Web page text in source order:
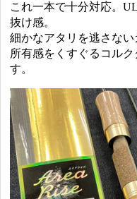
これ一本で十分対応。
抜け感。
細かなアタリを逃さない
所有感をくすぐるコル
す。